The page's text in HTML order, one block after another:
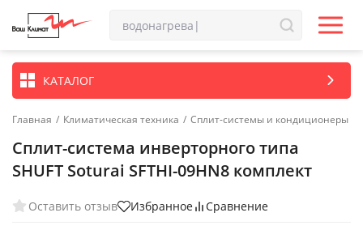
КАТАЛОГ
Главная / Климатическая техника / Сплит-системы и кондиционеры
Сплит-система инверторного типа
SHUFT Soturai SFTHI-09HN8 комплект
Оставить отзыв Избранное Сравнение